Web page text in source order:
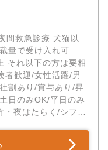
間救急診療 犬猫以
量で受け入れ可
それ以下の方は要相
者歓迎/女性活躍/男
割あり/賞与あり/昇
日のみOK/平日のみ
夜はたらく/シフト